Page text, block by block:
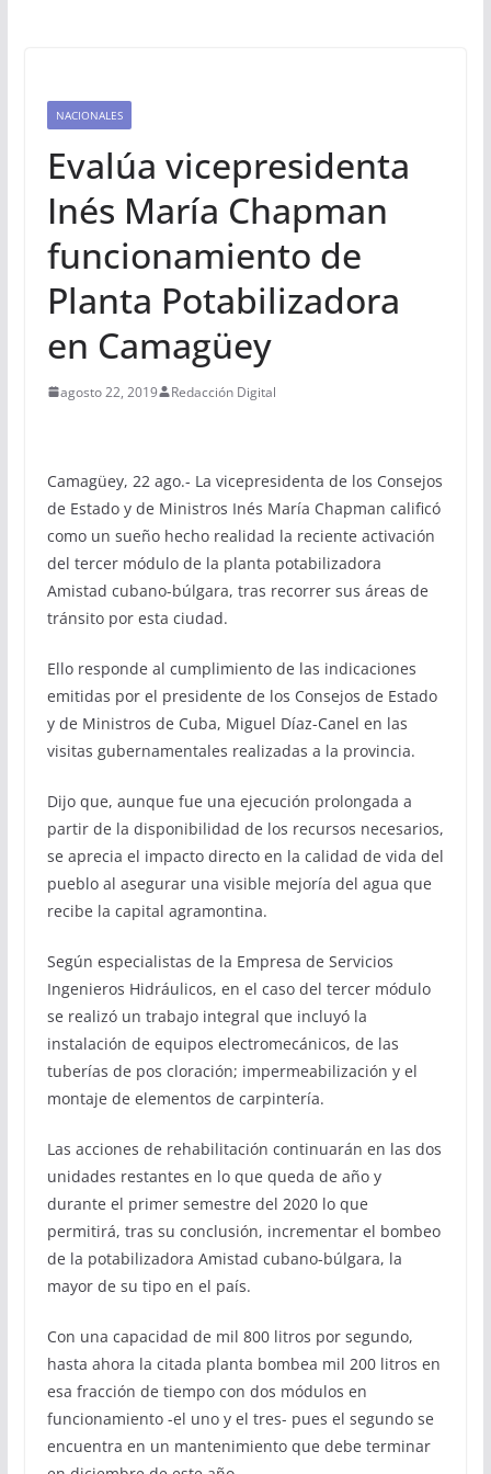
NACIONALES
Evalúa vicepresidenta
Inés María Chapman
funcionamiento de
Planta Potabilizadora
en Camagüey
agosto 22, 2019 Redacción Digital
Camagüey, 22 ago.- La vicepresidenta de los Consejos
de Estado y de Ministros Inés María Chapman calificó
como un sueño hecho realidad la reciente activación
del tercer módulo de la planta potabilizadora
Amistad cubano-búlgara, tras recorrer sus áreas de
tránsito por esta ciudad.
Ello responde al cumplimiento de las indicaciones
emitidas por el presidente de los Consejos de Estado
y de Ministros de Cuba, Miguel Díaz-Canel en las
visitas gubernamentales realizadas a la provincia.
Dijo que, aunque fue una ejecución prolongada a
partir de la disponibilidad de los recursos necesarios,
se aprecia el impacto directo en la calidad de vida del
pueblo al asegurar una visible mejoría del agua que
recibe la capital agramontina.
Según especialistas de la Empresa de Servicios
Ingenieros Hidráulicos, en el caso del tercer módulo
se realizó un trabajo integral que incluyó la
instalación de equipos electromecánicos, de las
tuberías de pos cloración; impermeabilización y el
montaje de elementos de carpintería.
Las acciones de rehabilitación continuarán en las dos
unidades restantes en lo que queda de año y
durante el primer semestre del 2020 lo que
permitirá, tras su conclusión, incrementar el bombeo
de la potabilizadora Amistad cubano-búlgara, la
mayor de su tipo en el país.
Con una capacidad de mil 800 litros por segundo,
hasta ahora la citada planta bombea mil 200 litros en
esa fracción de tiempo con dos módulos en
funcionamiento -el uno y el tres- pues el segundo se
encuentra en un mantenimiento que debe terminar